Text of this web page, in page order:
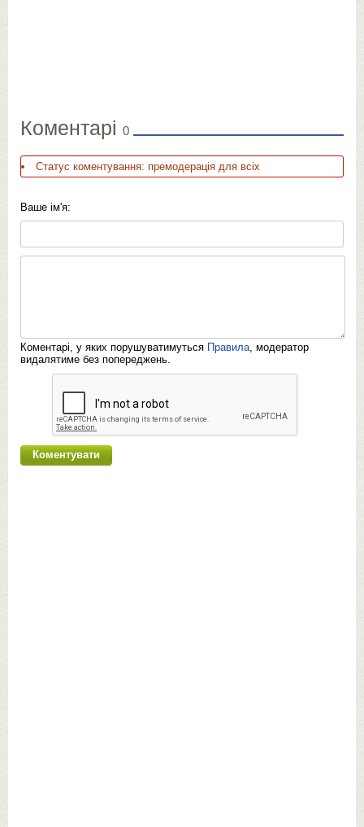
Коментарі 0
Статус коментування: премодерація для всіх
Ваше ім'я:
Коментарі, у яких порушуватимуться Правила, модератор
видалятиме без попереджень.